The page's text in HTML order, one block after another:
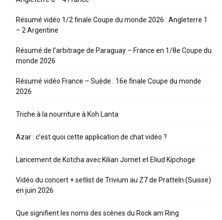
Résumé vidéo 1/2 finale Coupe du monde 2026 : Angleterre 1
– 2 Argentine
Résumé de l’arbitrage de Paraguay – France en 1/8e Coupe du
monde 2026
Résumé vidéo France – Suède : 16e finale Coupe du monde
2026
Triche à la nourriture à Koh Lanta
Azar : c’est quoi cette application de chat vidéo ?
Lancement de Kotcha avec Kilian Jornet et Eliud Kipchoge
Vidéo du concert + setlist de Trivium au Z7 de Pratteln (Suisse)
en juin 2026
Que signifient les noms des scènes du Rock am Ring